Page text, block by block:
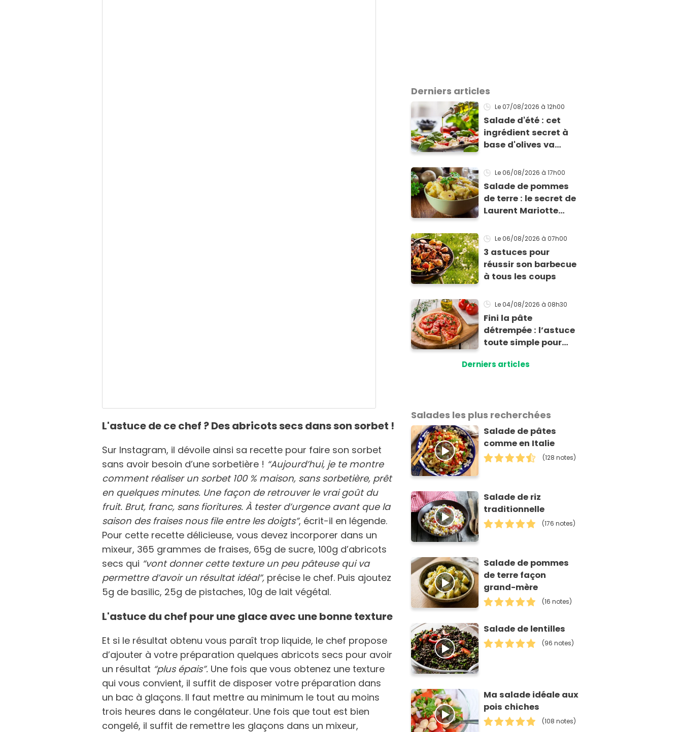
L'astuce de ce chef ? Des abricots secs dans son sorbet !
Sur Instagram, il dévoile ainsi sa recette pour faire son sorbet
sans avoir besoin d’une sorbetière ! “Aujourd’hui, je te montre
comment réaliser un sorbet 100 % maison, sans sorbetière, prêt
en quelques minutes. Une façon de retrouver le vrai goût du
fruit. Brut, franc, sans fioritures. À tester d’urgence avant que la
saison des fraises nous file entre les doigts”, écrit-il en légende.
Pour cette recette délicieuse, vous devez incorporer dans un
mixeur, 365 grammes de fraises, 65g de sucre, 100g d’abricots
secs qui “vont donner cette texture un peu pâteuse qui va
permettre d’avoir un résultat idéal”, précise le chef. Puis ajoutez
5g de basilic, 25g de pistaches, 10g de lait végétal.
L'astuce du chef pour une glace avec une bonne texture
Et si le résultat obtenu vous paraît trop liquide, le chef propose
d’ajouter à votre préparation quelques abricots secs pour avoir
un résultat “plus épais”. Une fois que vous obtenez une texture
qui vous convient, il suffit de disposer votre préparation dans
un bac à glaçons. Il faut mettre au minimum le tout au moins
trois heures dans le congélateur. Une fois que tout est bien
congelé, il suffit de remettre les glaçons dans un mixeur,
Derniers articles
Le 07/08/2026 à 12h00
Salade d'été : cet
ingrédient secret à
base d'olives va
mozza inoubliables
Le 06/08/2026 à 17h00
Salade de pommes
de terre : le secret de
Laurent Mariotte
inimitable
Le 06/08/2026 à 07h00
3 astuces pour
réussir son barbecue
à tous les coups
Le 04/08/2026 à 08h30
Fini la pâte
détrempée : l’astuce
toute simple pour
tomate parfaitement
Derniers articles
Salades les plus recherchées
Salade de pâtes
comme en Italie
(128 notes)
Salade de riz
traditionnelle
(176 notes)
Salade de pommes
de terre façon
grand-mère
(16 notes)
Salade de lentilles
(96 notes)
Ma salade idéale aux
pois chiches
(108 notes)